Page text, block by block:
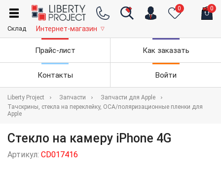
0 0
Склад Интернет-магазин ▽
Прайс-лист Как заказать
Контакты Войти
Liberty Project Запчасти
Запчасти для Apple
Тачскрины, стекла на переклейку, OCA/поляризационные пленки для
Apple
Стекло на камеру iPhone 4G
Артикул: CD017416